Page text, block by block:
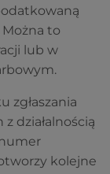
to
lub w
zgłaszania
działalnością
kolejne